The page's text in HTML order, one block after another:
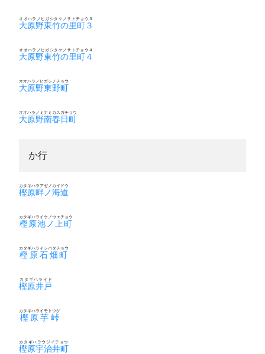
大原野東竹の里町３
オオハラノヒガシタケノサトチョウ３
大原野東竹の里町４
オオハラノヒガシタケノサトチョウ４
大原野東野町
オオハラノヒガシノチョウ
大原野南春日町
オオハラノミナミカスガチョウ
か行
樫原畔ノ海道
カタギハラアゼノカイドウ
樫原池ノ上町
カタギハライケノウエチョウ
樫原石畑町
カタギハライシバタチョウ
樫原井戸
カタギハライド
樫原芋峠
カタギハライモトウゲ
樫原宇治井町
カタギハラウジイチョウ